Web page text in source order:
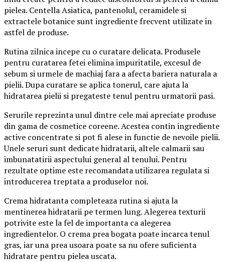
pielea. Centella Asiatica, pantenolul, ceramidele si
extractele botanice sunt ingrediente frecvent utilizate in
astfel de produse.
Rutina zilnica incepe cu o curatare delicata. Produsele
pentru curatarea fetei elimina impuritatile, excesul de
sebum si urmele de machiaj fara a afecta bariera naturala a
pielii. Dupa curatare se aplica tonerul, care ajuta la
hidratarea pielii si pregateste tenul pentru urmatorii pasi.
Serurile reprezinta unul dintre cele mai apreciate produse
din gama de cosmetice coreene. Acestea contin ingrediente
active concentrate si pot fi alese in functie de nevoile pielii.
Unele seruri sunt dedicate hidratarii, altele calmarii sau
imbunatatirii aspectului general al tenului. Pentru
rezultate optime este recomandata utilizarea regulata si
introducerea treptata a produselor noi.
Crema hidratanta completeaza rutina si ajuta la
mentinerea hidratarii pe termen lung. Alegerea texturii
potrivite este la fel de importanta ca alegerea
ingredientelor. O crema prea bogata poate incarca tenul
gras, iar una prea usoara poate sa nu ofere suficienta
hidratare pentru pielea uscata.